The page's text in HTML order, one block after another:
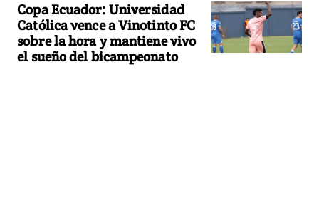
Copa Ecuador: Universidad
Católica vence a Vinotinto FC
sobre la hora y mantiene vivo
el sueño del bicampeonato